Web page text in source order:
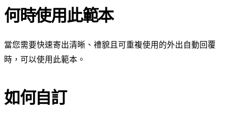
何時使用此範本
當您需要快速寄出清晰、禮貌且可重複使用的外出自動回覆
時，可以使用此範本。
如何自訂